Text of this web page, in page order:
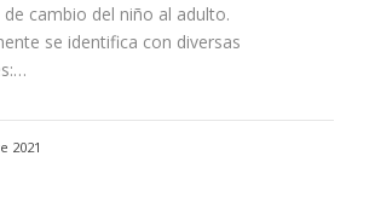
cambio del niño al adulto.
se identifica con diversas
2021